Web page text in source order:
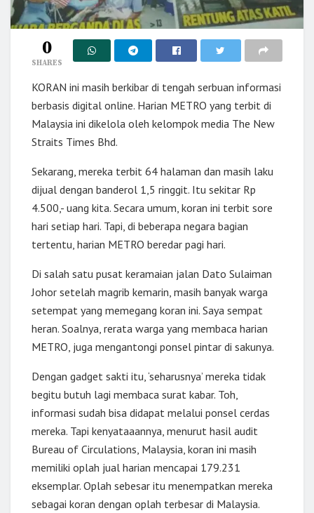
0
SHARES
KORAN ini masih berkibar di tengah serbuan informasi
berbasis digital online. Harian METRO yang terbit di
Malaysia ini dikelola oleh kelompok media The New
Straits Times Bhd.
Sekarang, mereka terbit 64 halaman dan masih laku
dijual dengan banderol 1,5 ringgit. Itu sekitar Rp
4.500,- uang kita. Secara umum, koran ini terbit sore
hari setiap hari. Tapi, di beberapa negara bagian
tertentu, harian METRO beredar pagi hari.
Di salah satu pusat keramaian jalan Dato Sulaiman
Johor setelah magrib kemarin, masih banyak warga
setempat yang memegang koran ini. Saya sempat
heran. Soalnya, rerata warga yang membaca harian
METRO, juga mengantongi ponsel pintar di sakunya.
Dengan gadget sakti itu, ‘seharusnya’ mereka tidak
begitu butuh lagi membaca surat kabar. Toh,
informasi sudah bisa didapat melalui ponsel cerdas
mereka. Tapi kenyataaannya, menurut hasil audit
Bureau of Circulations, Malaysia, koran ini masih
memiliki oplah jual harian mencapai 179.231
eksemplar. Oplah sebesar itu menempatkan mereka
sebagai koran dengan oplah terbesar di Malaysia.